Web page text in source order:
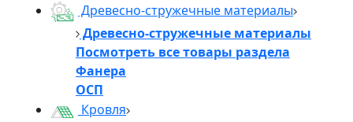
Древесно-стружечные материалы
Древесно-стружечные материалы
Посмотреть все товары раздела
Фанера
ОСП
Кровля